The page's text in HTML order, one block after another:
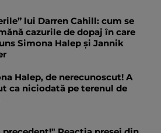
lui Darren Cahill: cum se
cazurile de dopaj în care
Simona Halep și Jannik
Halep, de nerecunoscut! A
ca niciodată pe terenul de